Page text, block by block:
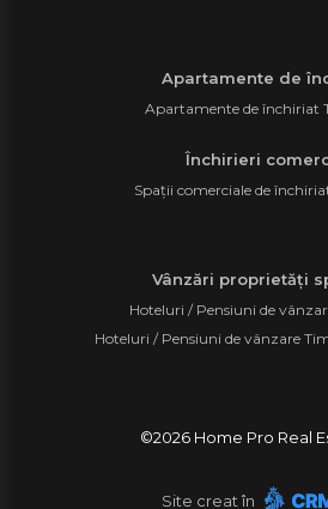
Apartamente de
Apartamente de închiriat
Închirieri
Spații comerciale de
Vânzări proprietăți
Hoteluri / Pensiuni de
Hoteluri / Pensiuni de vânzare
©2026Home Pro Real
Site creat în